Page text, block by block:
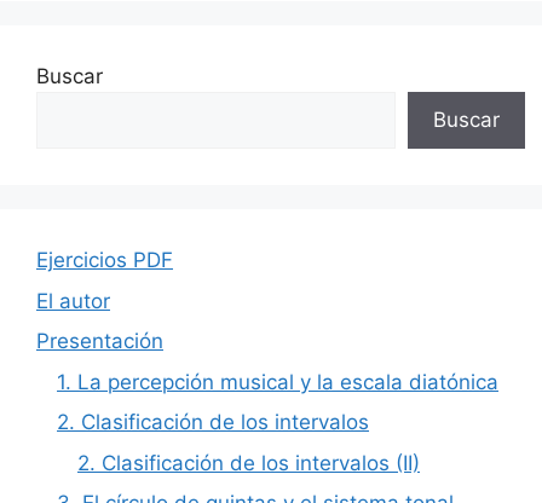
Buscar
Buscar
Ejercicios PDF
El autor
Presentación
1. La percepción musical y la escala diatónica
2. Clasificación de los intervalos
2. Clasificación de los intervalos (II)